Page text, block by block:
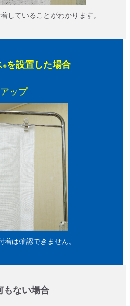
していることがわかります。
®を設置した場合
ップ
は確認できません。
もない場合